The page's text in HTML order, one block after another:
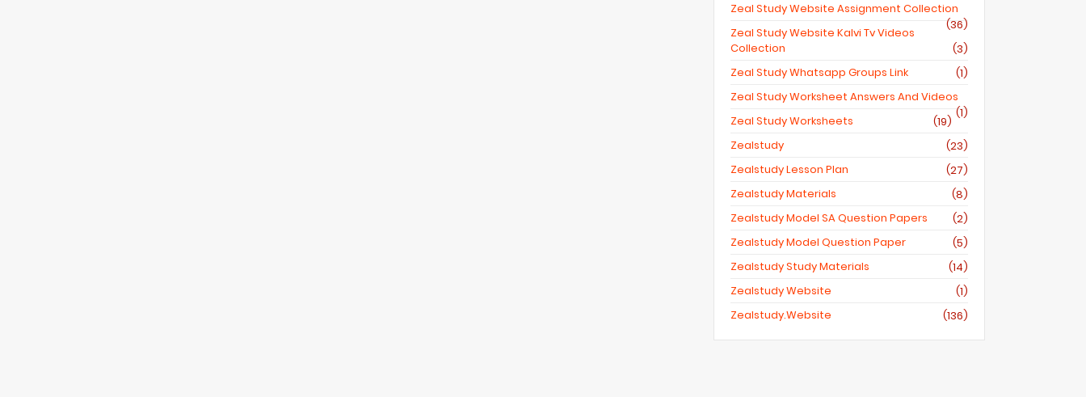
Zeal Study Website Assignment Collection
(36)
Zeal Study Website Kalvi Tv Videos
Collection
(3)
Zeal Study Whatsapp Groups Link
(1)
Zeal Study Worksheet Answers And Videos
(1)
Zeal Study Worksheets
(19)
Zealstudy
(23)
Zealstudy Lesson Plan
(27)
Zealstudy Materials
(8)
Zealstudy Model SA Question Papers
(2)
Zealstudy Model Question Paper
(5)
Zealstudy Study Materials
(14)
Zealstudy Website
(1)
Zealstudy.website
(136)